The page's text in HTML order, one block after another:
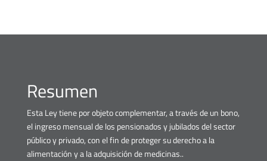
Resumen
Esta Ley tiene por objeto complementar, a través de un bono,
el ingreso mensual de los pensionados y jubilados del sector
público y privado, con el fin de proteger su derecho a la
alimentación y a la adquisición de medicinas..